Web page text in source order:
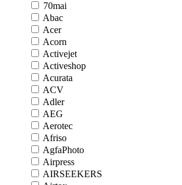
70mai
Abac
Acer
Acorn
Activejet
Activeshop
Acurata
ACV
Adler
AEG
Aerotec
Afriso
AgfaPhoto
Airpress
AIRSEEKERS